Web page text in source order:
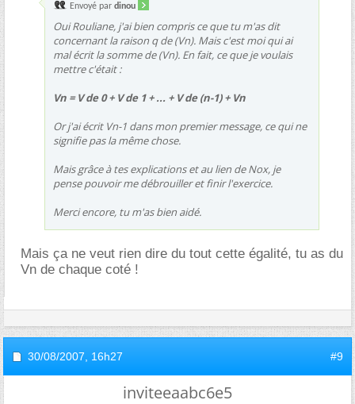
Envoyé par dinou
Oui Rouliane, j'ai bien compris ce que tu m'as dit
concernant la raison q de (Vn). Mais c'est moi qui ai
mal écrit la somme de (Vn). En fait, ce que je voulais
mettre c'était :
Vn = V de 0 + V de 1 + ... + V de (n-1) + Vn
Or j'ai écrit Vn-1 dans mon premier message, ce qui ne
signifie pas la même chose.
Mais grâce à tes explications et au lien de Nox, je
pense pouvoir me débrouiller et finir l'exercice.
Merci encore, tu m'as bien aidé.
Mais ça ne veut rien dire du tout cette égalité, tu as du
Vn de chaque coté !
30/08/2007, 16h27 #9
inviteeaabc6e5